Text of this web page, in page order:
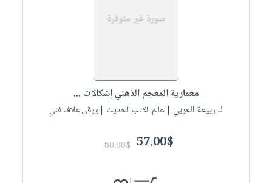
معمارية المعجم الذهني إشكالات ...
لـ ربيعة العربي | عالم الكتب الحديث |ورقي غلاف فني
57.00$
60.00$